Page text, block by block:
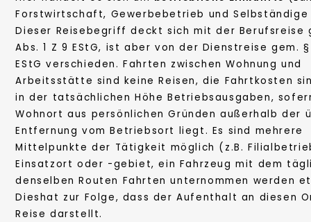
Forstwirtschaft, Gewerbebetrieb und
Dieser Reisebegriff deckt sich mit der Berufsreise
Abs. 1 Z 9 EStG, ist aber von der Dienstreise gem.
EStG verschieden. Fahrten zwischen Wohnung und
Arbeitsstätte sind keine Reisen, die Fahrtkosten
in der tatsächlichen Höhe Betriebsausgaben,
Wohnort aus persönlichen Gründen außerhalb der
Entfernung vom Betriebsort liegt. Es sind mehrere
Mittelpunkte der Tätigkeit möglich (z.B.
Einsatzort oder -gebiet, ein Fahrzeug mit dem
denselben Routen Fahrten unternommen werden
Dieshat zur Folge, dass der Aufenthalt an diesen
Reise darstellt.